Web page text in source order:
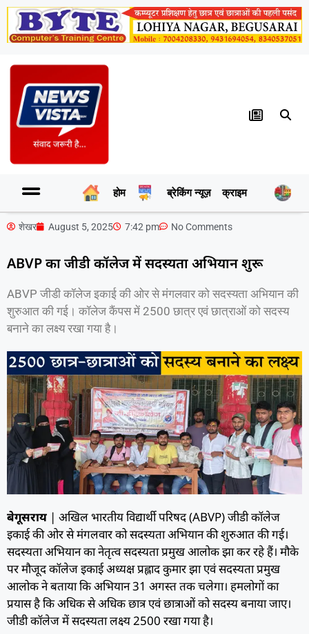
होम ब्रेकिंग न्यूज़ क्राइम
शेखर August 5, 2025 7:42 pm No Comments
ABVP का जीडी कॉलेज में सदस्यता अभियान शुरू
ABVP जीडी कॉलेज इकाई की ओर से मंगलवार को सदस्यता अभियान की
शुरुआत की गई। कॉलेज कैंपस में 2500 छात्र एवं छात्राओं को सदस्य
बनाने का लक्ष्य रखा गया है।
बेगूसराय | अखिल भारतीय विद्यार्थी परिषद (ABVP) जीडी कॉलेज
इकाई की ओर से मंगलवार को सदस्यता अभियान की शुरुआत की गई।
सदस्यता अभियान का नेतृत्व सदस्यता प्रमुख आलोक झा कर रहे हैं। मौके
पर मौजूद कॉलेज इकाई अध्यक्ष प्रह्लाद कुमार झा एवं सदस्यता प्रमुख
आलोक ने बताया कि अभियान 31 अगस्त तक चलेगा। हमलोगों का
प्रयास है कि अधिक से अधिक छात्र एवं छात्राओं को सदस्य बनाया जाए।
जीडी कॉलेज में सदस्यता लक्ष्य 2500 रखा गया है।